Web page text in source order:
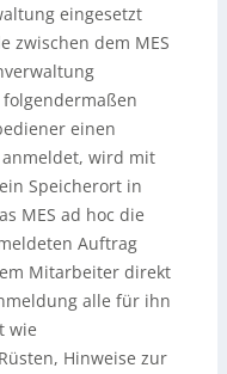
eingesetzt
zwischen dem MES
einen
wird mit
Speicherort in
MES ad hoc die
Auftrag
Mitarbeiter direkt
alle für ihn
wie
Hinweise zur